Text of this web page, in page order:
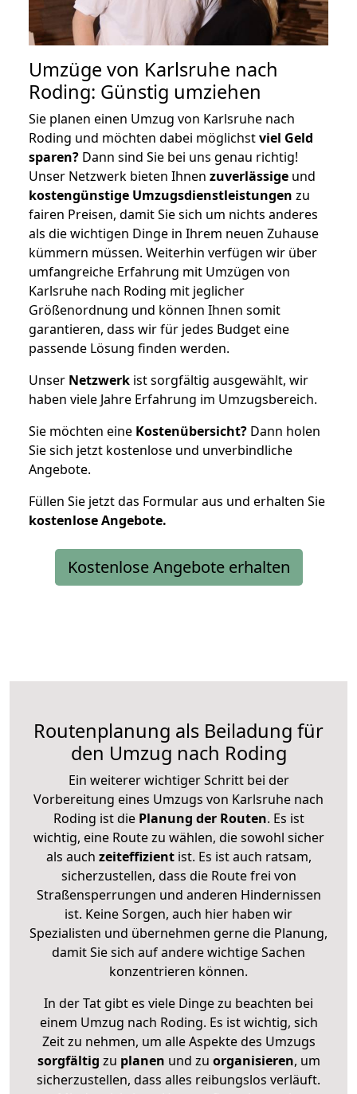
Umzüge von Karlsruhe nach
Roding: Günstig umziehen
Sie planen einen Umzug von Karlsruhe nach
Roding und möchten dabei möglichstviel Geld
sparen? Dann sind Sie bei uns genau richtig!
Unser Netzwerk bieten Ihnen zuverlässige und
kostengünstige Umzugsdienstleistungen zu
fairen Preisen, damit Sie sich um nichts anderes
als die wichtigen Dinge in Ihrem neuen Zuhause
kümmern müssen. Weiterhin verfügen wir über
umfangreiche Erfahrung mit Umzügen von
Karlsruhe nach Roding mit jeglicher
Größenordnung und können Ihnen somit
garantieren, dass wir für jedes Budget eine
passende Lösung finden werden.
Unser Netzwerk ist sorgfältig ausgewählt, wir
haben viele Jahre Erfahrung im Umzugsbereich.
Sie möchten eine Kostenübersicht? Dann holen
Sie sich jetzt kostenlose und unverbindliche
Angebote.
Füllen Sie jetzt das Formular aus und erhalten Sie
kostenloseAngebote.
Kostenlose Angebote erhalten
Routenplanung als Beiladung für
den Umzug nach Roding
Ein weiterer wichtiger Schritt bei der
Vorbereitung eines Umzugs von Karlsruhe nach
Roding ist diePlanung der Routen. Es ist
wichtig, eine Route zu wählen, die sowohl sicher
als auch zeiteffizientist. Es ist auch ratsam,
sicherzustellen, dass die Route frei von
Straßensperrungen und anderen Hindernissen
ist. Keine Sorgen, auch hier haben wir
Spezialisten und übernehmen gerne die Planung,
damit Sie sich auf andere wichtige Sachen
konzentrieren können.
In der Tat gibt es viele Dinge zu beachten bei
einem Umzug nach Roding. Es ist wichtig, sich
Zeit zu nehmen, um alle Aspekte des Umzugs
sorgfältig zu planen und zu organisieren, um
sicherzustellen, dass alles reibungslos verläuft.